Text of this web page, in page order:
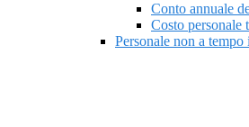
Conto annuale
Costo personale
Personale non a